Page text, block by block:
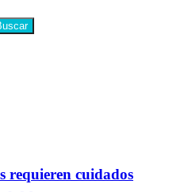
requieren cuidados